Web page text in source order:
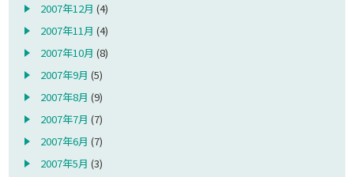
2007年12月 (4)
2007年11月 (4)
2007年10月 (8)
2007年9月 (5)
2007年8月 (9)
2007年7月 (7)
2007年6月 (7)
2007年5月 (3)